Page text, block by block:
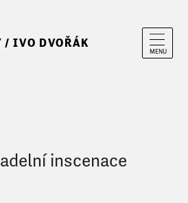
/ IVO DVOŘÁK
MENU
inscenace